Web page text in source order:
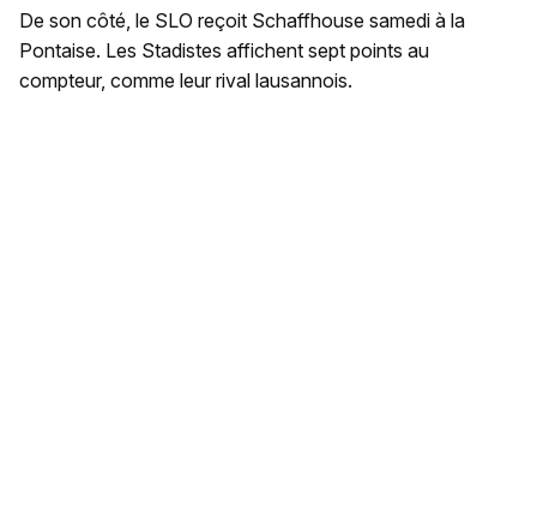
De son côté, le SLO reçoit Schaffhouse samedi à la
Pontaise. Les Stadistes affichent sept points au
compteur, comme leur rival lausannois.